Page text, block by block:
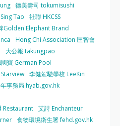
德美壽司 tokumisushi
Tao
社聯 HKCSS
Golden Elephant Brand
Hong Chi Association 匡智會
大公報 takungpao
寶 German Pool
李健駕駛學校 LeeKin
事務局 hyab.gov.hk
Restaurant 艾詩 Enchanteur
食物環境衛生署 fehd.gov.hk